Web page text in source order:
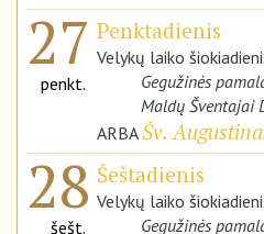
27
penkt.
Penktadienis
Velykų laiko
Gegužinės
Maldų Šventajai
ARBAŠv.
28
šešt.
Šeštadienis
Velykų laiko
Gegužinės